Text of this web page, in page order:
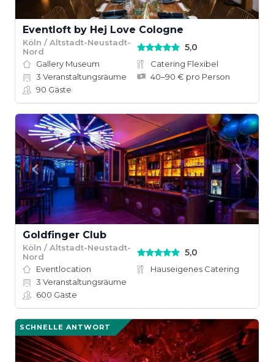
Eventloft by Hej Love Cologne
Köln / Altstadt-Neustadt-
Nord
5,0
Gallery Museum
Catering Flexibel
3 Veranstaltungsräume
40–90 € pro Person
90 Gäste
Goldfinger Club
Köln / Altstadt-Neustadt-
Nord
5,0
Eventlocation
Hauseigenes Catering
3 Veranstaltungsräume
600 Gäste
SCHNELLE ANTWORT